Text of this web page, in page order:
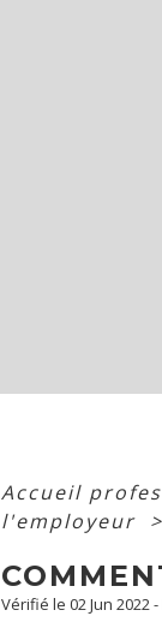
Accueil
l'employeur >
Vérifié le 02 Jun